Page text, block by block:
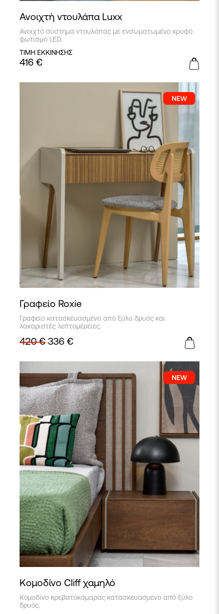
Ανοιχτή ντουλάπα Luxx
Ανοιχτό σύστημα ντουλάπας με ενσωματωμένο κρυφό
φωτισμό LED.
ΤΙΜΗ ΕΚΚΙΝΗΣΗΣ
416 €
Γραφείο Roxie
Γραφείο κατασκευασμένο από ξύλο δρυός και
λακαριστές λεπτομέρειες.
420€ 336 €
Κομοδίνο Cliff χαμηλό
Κομοδίνο κρεβατοκάμαρας κατασκευασμένο από ξύλο
δρυός.